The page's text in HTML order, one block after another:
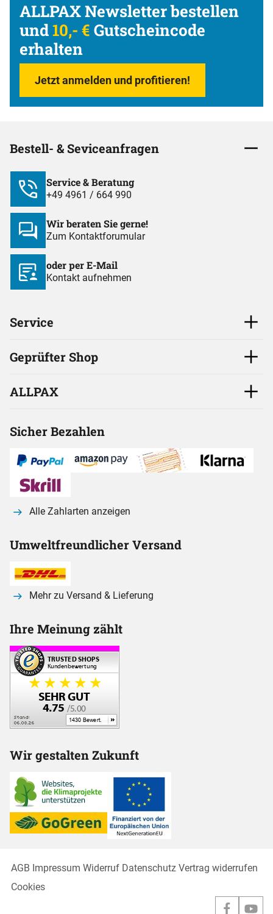
ALLPAX Newsletter bestellen
und10,- € Gutscheincode
erhalten
Jetzt anmelden und profitieren!
Bestell- & Seviceanfragen
Service & Beratung
+49 4961 / 664 990
Wir beraten Sie gerne!
Zum Kontaktforumular
oder per E-Mail
Kontakt aufnehmen
Service
Geprüfter Shop
ALLPAX
Sicher Bezahlen
Alle Zahlarten anzeigen
Umweltfreundlicher Versand
Mehr zu Versand & Lieferung
Ihre Meinung zählt
Wir gestalten Zukunft
AGB Impressum Widerruf Datenschutz Vertrag widerrufen
Cookies